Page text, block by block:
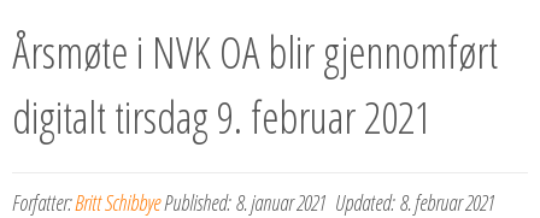
Årsmøte i NVK OA blir gjennomført
digitalt tirsdag 9. februar 2021
Forfatter:Britt SchibbyePublished: 8. januar 2021 Updated: 8. februar 2021